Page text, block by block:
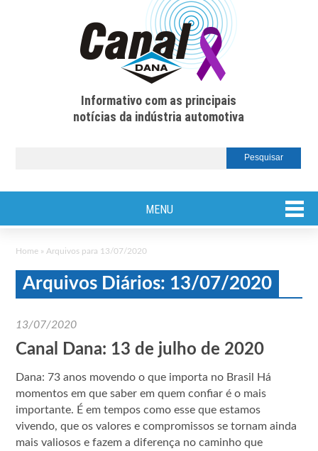
Informativo com as principais
notícias da indústria automotiva
MENU
Home » Arquivos para 13/07/2020
Arquivos Diários: 13/07/2020
13/07/2020
Canal Dana: 13 de julho de 2020
Dana: 73 anos movendo o que importa no Brasil Há
momentos em que saber em quem confiar é o mais
importante. É em tempos como esse que estamos
vivendo, que os valores e compromissos se tornam ainda
mais valiosos e fazem a diferença no caminho que